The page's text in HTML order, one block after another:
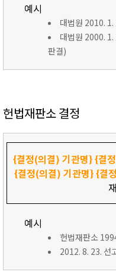
예시
대법원 2010.
대법원 2000.
판결)
헌법재판소 결정
{결정(의결) 기관명}{결
{결정(의결) 기관명}{결
예시
헌법재판소
2012. 8. 23. 선